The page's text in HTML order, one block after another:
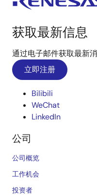
获取最新信息
通过电子邮件获取最新
立即注册
Bilibili
WeChat
LinkedIn
公司
公司概览
工作机会
投资者